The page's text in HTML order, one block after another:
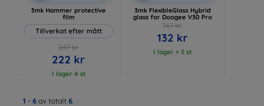
3mk Hammer protective
film
Tillverkat efter mått
247 kr
222 kr
I lager 4 st
3mk FlexibleGlass Hybrid
glass for Doogee V30 Pro
147 kr
132 kr
I lager > 5 st
1 - 6 av totalt 6.